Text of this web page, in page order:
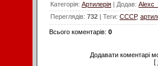
Категорія: Артилерія | Додав:
Переглядів: 732 | Теги: СССР,
Всього коментарів: 0
Додавати коментарі
[